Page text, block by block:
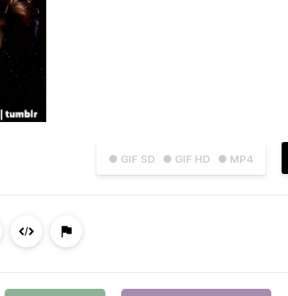
● GIF SD ● GIF HD ● MP4